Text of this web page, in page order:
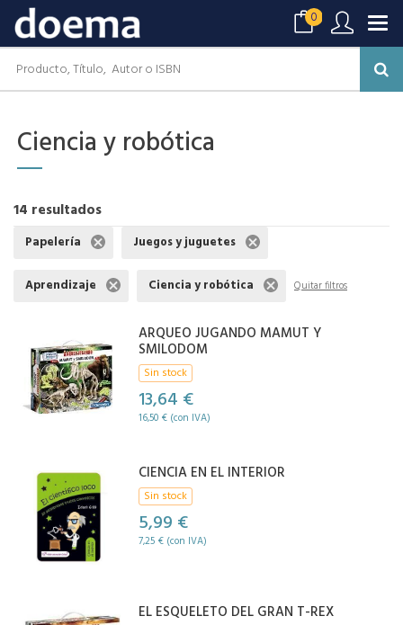
0
Ciencia y robótica
14 resultados
Papelería Juegos y juguetes
Aprendizaje Ciencia y robótica Quitar filtros
ARQUEO JUGANDO MAMUT Y
SMILODOM
Sin stock
13,64 €
16,50 € (con IVA)
CIENCIA EN EL INTERIOR
Sin stock
5,99 €
7,25 € (con IVA)
EL ESQUELETO DEL GRAN T-REX